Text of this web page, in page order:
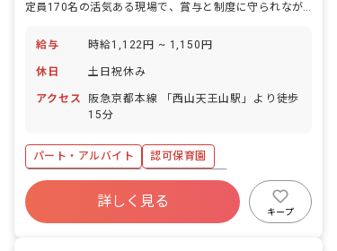
定員170名の活気ある現場で、賞与と制度に守られながら保育に集中する。
給与 時給1,122円 ~ 1,150円
休日 土日祝休み
アクセス
阪急京都本線 「西山天王山駅」より徒歩
15分
パート・アルバイト
認可保育園
ボーナス・賞与あり
社会保険完備
有給
残業少なめ
詳しく見る
キープ